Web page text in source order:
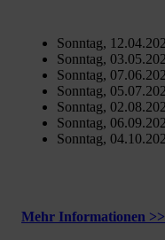
Sonntag,
Sonntag,
Sonntag,
Sonntag,
Sonntag,
Sonntag,
Sonntag,
Mehr Informationen